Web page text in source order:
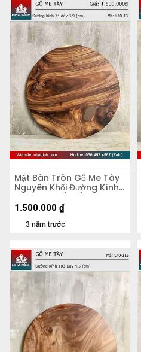
Mặt Bàn Tròn Gỗ Me Tây
Nguyên Khối Đường Kính
74 Dày 3.9 (cm)
3 năm trước
1.500.000 ₫